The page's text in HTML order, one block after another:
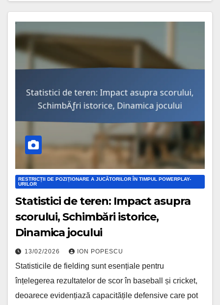
RESTRICȚII DE POZIȚIONARE A JUCĂTORILOR ÎN TIMPUL POWERPLAY-
URILOR
Statistici de teren: Impact asupra
scorului, Schimbări istorice,
Dinamica jocului
13/02/2026 ION POPESCU
Statisticile de fielding sunt esențiale pentru
înțelegerea rezultatelor de scor în baseball și cricket,
deoarece evidențiază capacitățile defensive care pot